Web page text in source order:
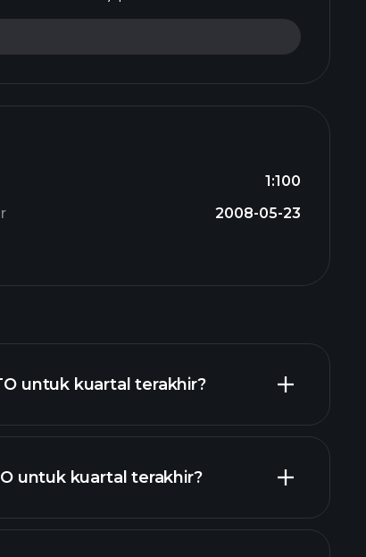
1:100
2008-05-23
untuk kuartal terakhir?
laporan
untuk kuartal terakhir?